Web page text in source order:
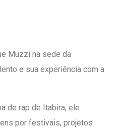
Muzzi na sede da
e sua experiência com a
de rap de Itabira, ele
por festivais, projetos